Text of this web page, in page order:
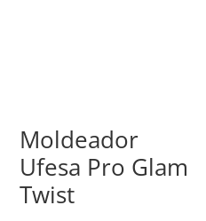
Moldeador
Ufesa Pro Glam
Twist